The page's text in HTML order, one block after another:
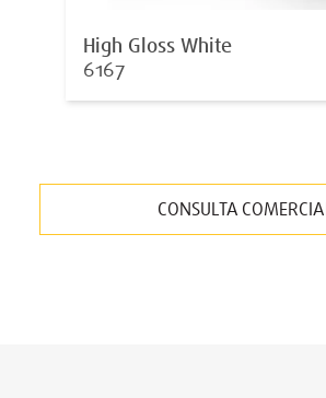
High Gloss White
6167
CONSULTA COMERCIAL